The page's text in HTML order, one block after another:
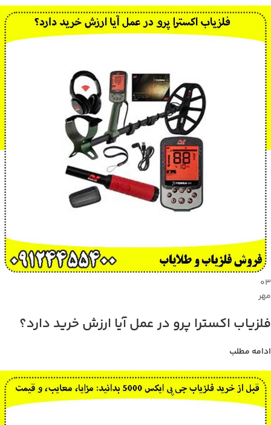
۰۳
مهر
فلزیاب اکسترا پرو در عمل آیا ارزش خرید دارد؟
ادامه مطلب